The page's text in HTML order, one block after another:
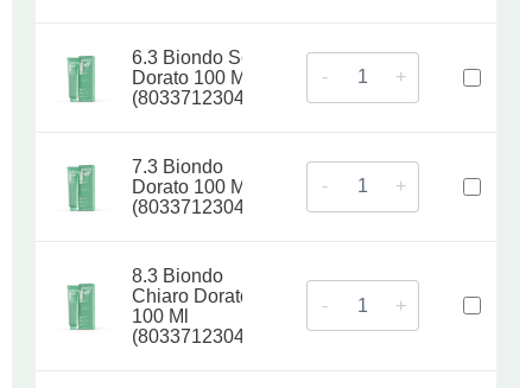
6.3 Biondo Scuro
Dorato 100 Ml
(8033712304953)
- +
7.3 Biondo
Dorato 100 Ml
(8033712304960)
- +
8.3 Biondo
Chiaro Dorato
100 Ml
(8033712304977)
- +